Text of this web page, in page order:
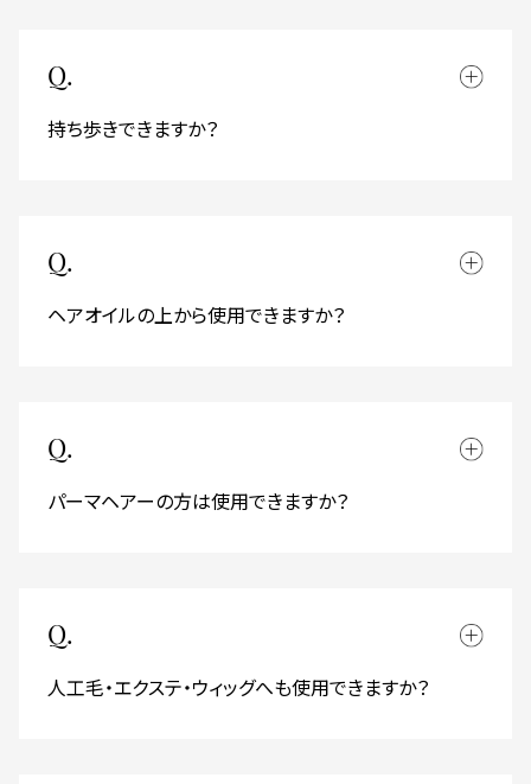
Q.
持ち歩きできますか？
Q.
ヘアオイルの上から使用できますか？
Q.
パーマヘアーの方は使用できますか？
Q.
人工毛・エクステ・ウィッグへも使用できますか？